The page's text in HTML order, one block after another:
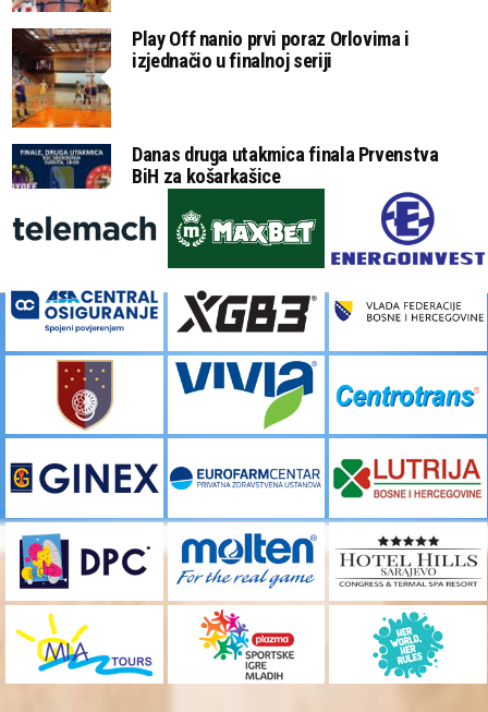
Play Off nanio prvi poraz Orlovima i
izjednačio u finalnoj seriji
Danas druga utakmica finala Prvenstva
BiH za košarkašice